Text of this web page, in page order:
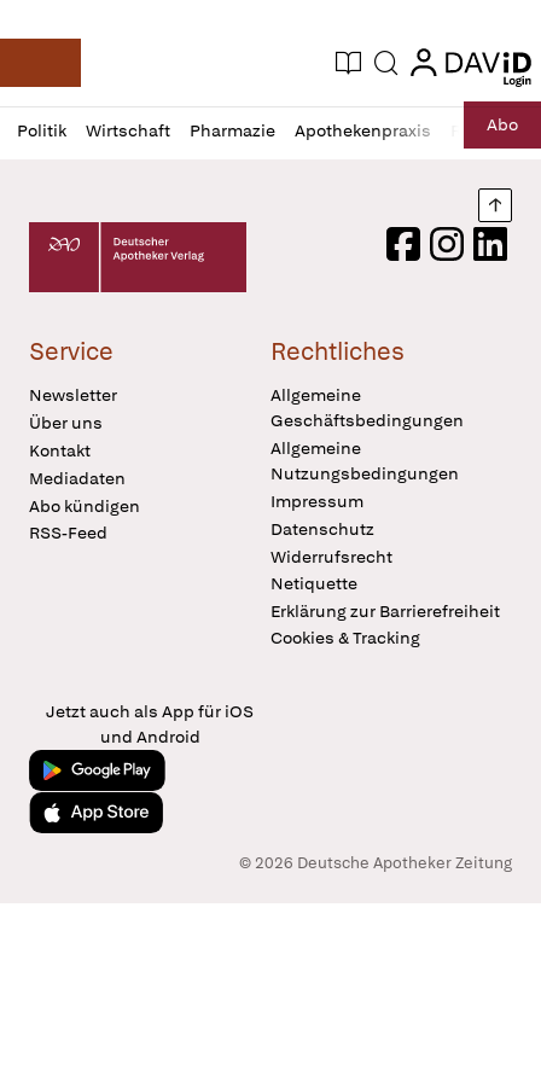
Deutsche Apotheker Zeitung
Aktuelle Ausgabe
Suche login
login
Politik Wirtschaft Pharmazie Apothekenpraxis RechtAbo
Profil
öffnen
Daz
Pur
Deutscher Apotheker Verlag Logo
FacebookInstagram
Service
Newsletter
Über uns
Kontakt
Mediadaten
Abo kündigen
RSS-Feed
Rechtliches
Allgemeine
Geschäftsbedingungen
Allgemeine
Nutzungsbedingungen
Impressum
Datenschutz
Widerrufsrecht
Netiquette
Erklärung zur Barrierefreiheit
Cookies & Tracking
Jetzt auch als App für iOS
und Android
Jetzt bei Google Play
Laden im App Store
© 2026 Deutsche Apotheker Zeitung